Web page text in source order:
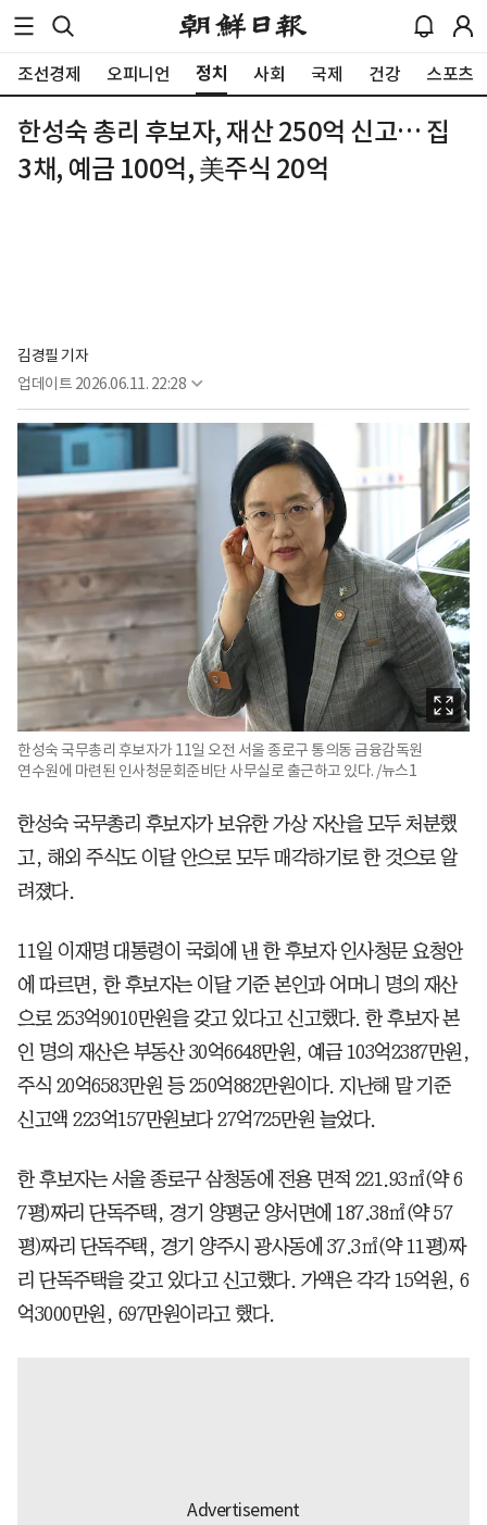
조선경제 오피니언 정치 사회 국제 건강 스포츠
한성숙 총리 후보자, 재산 250억 신고… 집
3채, 예금 100억, 美주식 20억
김경필 기자
업데이트 2026.06.11. 22:28
한성숙 국무총리 후보자가 11일 오전 서울 종로구 통의동 금융감독원
연수원에 마련된 인사청문회준비단 사무실로 출근하고 있다. /뉴스1
한성숙 국무총리 후보자가 보유한 가상 자산을 모두 처분했
고, 해외 주식도 이달 안으로 모두 매각하기로 한 것으로 알
려졌다.
11일 이재명 대통령이 국회에 낸 한 후보자 인사청문 요청안
에 따르면, 한 후보자는 이달 기준 본인과 어머니 명의 재산
으로 253억9010만원을 갖고 있다고 신고했다. 한 후보자 본
인 명의 재산은 부동산 30억6648만원, 예금 103억2387만원,
주식 20억6583만원 등 250억882만원이다. 지난해 말 기준
신고액 223억157만원보다 27억725만원 늘었다.
한 후보자는 서울 종로구 삼청동에 전용 면적 221.93㎡(약 6
7평)짜리 단독주택, 경기 양평군 양서면에 187.38㎡(약 57
평)짜리 단독주택, 경기 양주시 광사동에 37.3㎡(약 11평)짜
리 단독주택을 갖고 있다고 신고했다. 가액은 각각 15억원, 6
억3000만원, 697만원이라고 했다.